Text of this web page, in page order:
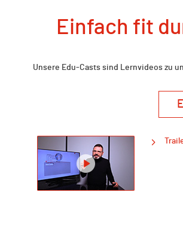
Einfach fit
Unsere Edu-Casts sind Lernvideos zu